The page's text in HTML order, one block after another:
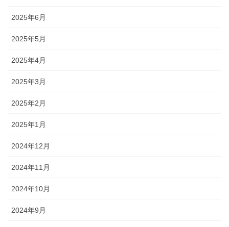
2025年6月
2025年5月
2025年4月
2025年3月
2025年2月
2025年1月
2024年12月
2024年11月
2024年10月
2024年9月